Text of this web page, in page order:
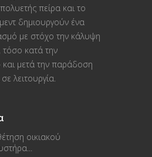
πείρα και το
δημιουργούν ένα
με στόχο την κάλυψη
κατά την
μετά την παράδοση
λειτουργία.
οικιακού